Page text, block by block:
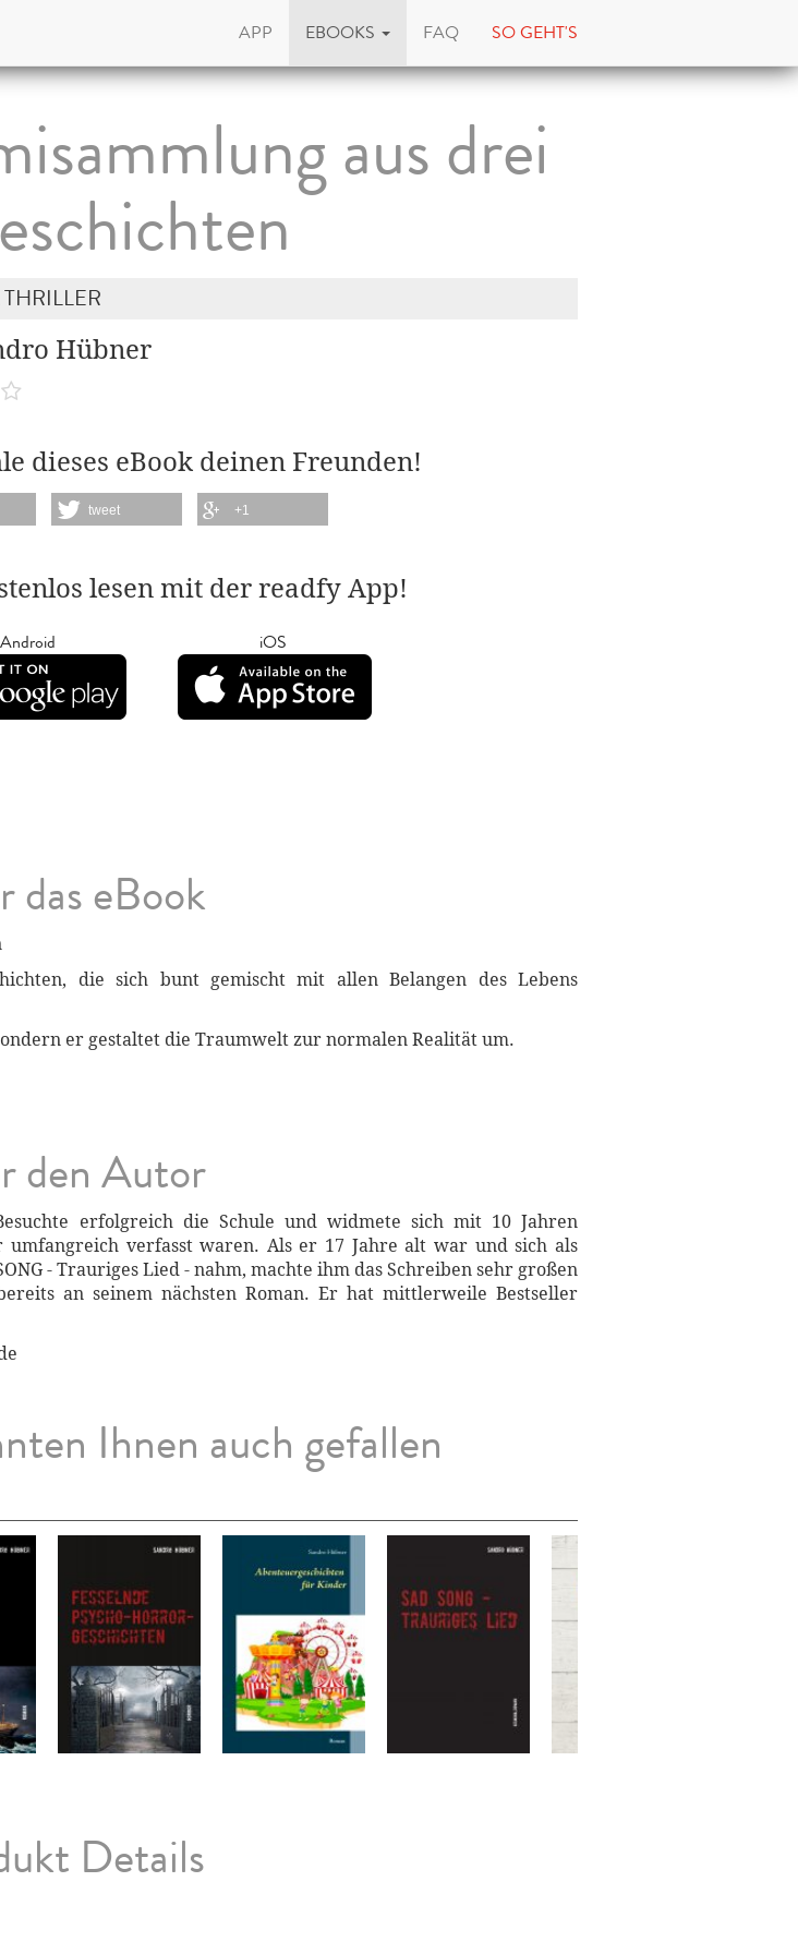
APP EBOOKS FAQ SO GEHT'S
aus drei
Hübner
dieses eBook deinen Freunden!
tweet +1
lesen mit der readfy App!
Android iOS
das eBook
die sich bunt gemischt mit allen Belangen des Lebens
er gestaltet die Traumwelt zur normalen Realität um.
den Autor
erfolgreich die Schule und widmete sich mit 10 Jahren
umfangreich verfasst waren. Als er 17 Jahre alt war und sich als
- Trauriges Lied - nahm, machte ihm das Schreiben sehr großen
an seinem nächsten Roman. Er hat mittlerweile Bestseller
Ihnen auch gefallen
Details